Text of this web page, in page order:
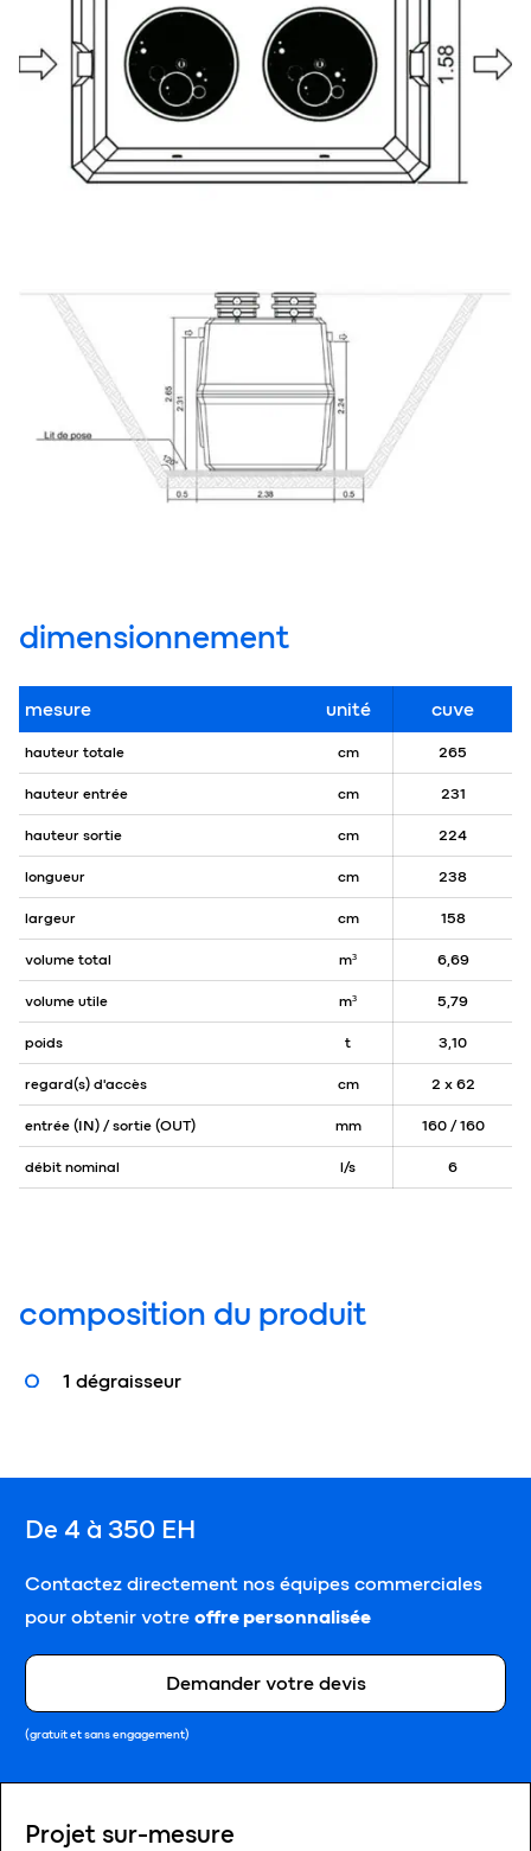
dimensionnement
mesure unité cuve
hauteur totale cm 265
hauteur entrée cm 231
hauteur sortie cm 224
longueur cm 238
largeur cm 158
volume total m³ 6,69
volume utile m³ 5,79
poids t 3,10
regard(s) d'accès cm 2 x 62
entrée (IN) / sortie (OUT) mm 160 / 160
débit nominal l/s 6
composition du produit
1 dégraisseur
De 4 à 350 EH
Contactez directement nos équipes commerciales
pour obtenir votre offre personnalisée
Demander votre devis
(gratuit et sans engagement)
Projet sur-mesure